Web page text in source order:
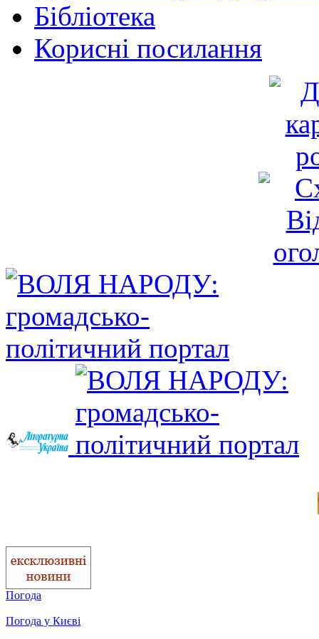
Бібліотека
Корисні посилання
Погода
Погода у Києві